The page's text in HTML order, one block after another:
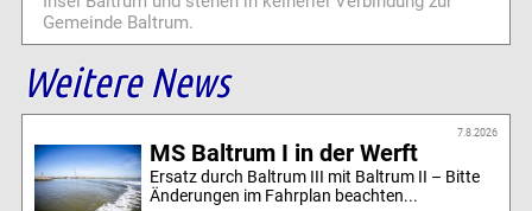
Gemeinde Baltrum.
Weitere News
7.8.2026
MS Baltrum I in der Werft
Ersatz durch Baltrum III mit Baltrum II – Bitte
Änderungen im Fahrplan beachten...